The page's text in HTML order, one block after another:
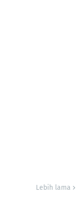
Lebih lama